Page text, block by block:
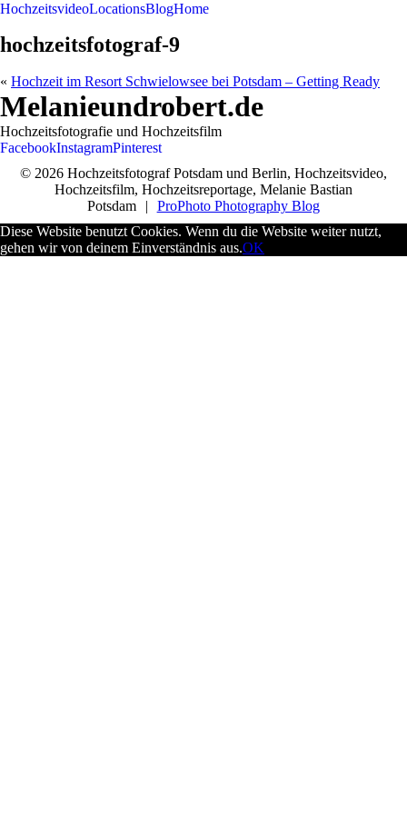
HochzeitsvideoLocationsBlogHome
hochzeitsfotograf-9
« Hochzeit im Resort Schwielowsee bei Potsdam – Getting Ready
Melanieundrobert.de
Hochzeitsfotografie und Hochzeitsfilm
FacebookInstagramPinterest
© 2026 Hochzeitsfotograf Potsdam und Berlin, Hochzeitsvideo,
Hochzeitsfilm, Hochzeitsreportage, Melanie Bastian
Potsdam
|
ProPhoto Photography Blog
Diese Website benutzt Cookies. Wenn du die Website weiter nutzt,
gehen wir von deinem Einverständnis aus.OK